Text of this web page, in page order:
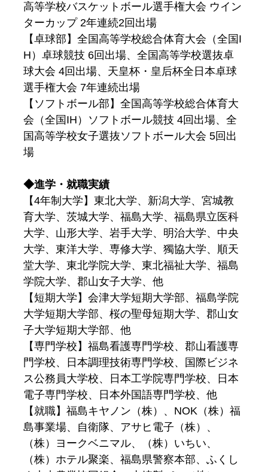
高等学校バスケットボール選手権大会 ウイン
ターカップ 2年連続2回出場
【卓球部】全国高等学校総合体育大会（全国I
H）卓球競技 6回出場、全国高等学校選抜卓
球大会 4回出場、天皇杯・皇后杯全日本卓球
選手権大会 7年連続出場
【ソフトボール部】全国高等学校総合体育大
会（全国IH）ソフトボール競技 4回出場、全
国高等学校女子選抜ソフトボール大会 5回出
場
◆進学・就職実績
【4年制大学】東北大学、新潟大学、宮城教
育大学、茨城大学、福島大学、福島県立医科
大学、山形大学、岩手大学、明治大学、中央
大学、東洋大学、専修大学、獨協大学、順天
堂大学、東北学院大学、東北福祉大学、福島
学院大学、郡山女子大学、他
【短期大学】会津大学短期大学部、福島学院
大学短期大学部、桜の聖母短期大学、郡山女
子大学短期大学部、他
【専門学校】福島看護専門学校、郡山看護専
門学校、日本調理技術専門学校、国際ビジネ
ス公務員大学校、日本工学院専門学校、日本
電子専門学校、日本外国語専門学校、他
【就職】福島キヤノン（株）、NOK（株）福
島事業場、自衛隊、アサヒ電子（株）、
（株）ヨークベニマル、（株）いちい、
（株）ホテル聚楽、福島県警察本部、ふくし